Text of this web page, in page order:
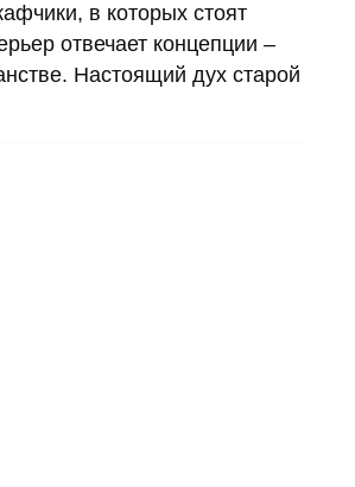
в которых стоят
отвечает концепции –
Настоящий дух старой